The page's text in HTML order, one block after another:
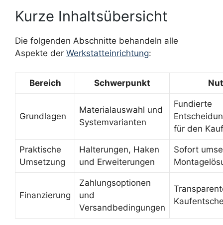
Kurze Inhaltsübersicht
Die folgenden Abschnitte behandeln alle
Aspekte der Werkstatteinrichtung:
Bereich Schwerpunkt
Grundlagen
Materialauswahl und
Systemvarianten
Fundierte
für den Kauf
Praktische
Umsetzung
Halterungen, Haken
und Erweiterungen
Sofort
Finanzierung
Zahlungsoptionen
und
Versandbedingungen